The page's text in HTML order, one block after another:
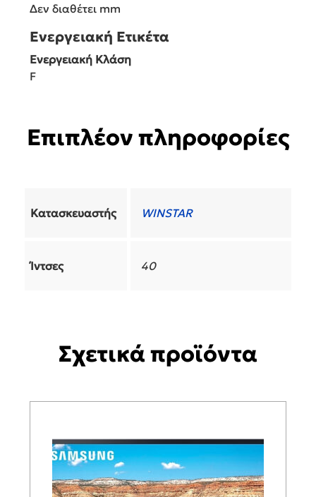
Δεν διαθέτει mm
Ενεργειακή Ετικέτα
Ενεργειακή Κλάση
F
Επιπλέον πληροφορίες
Κατασκευαστής WINSTAR
Ίντσες 40
Σχετικά προϊόντα